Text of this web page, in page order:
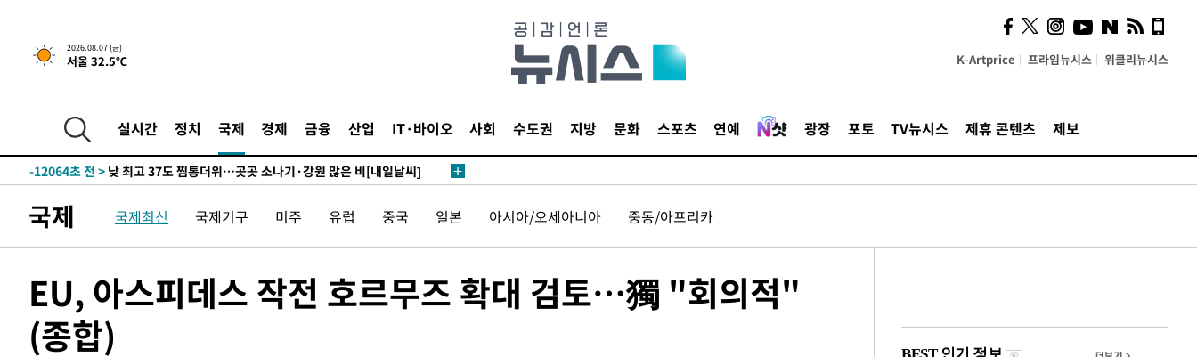
2026.08.07 (금)
서울 32.5℃ K-Artprice 프라임뉴시스 위클리뉴시스
실시간 정치 국제 경제 금융 산업 IT·바이오 사회 수도권 지방 문화 스포츠 연예 광장 포토 TV뉴시스 제휴 콘텐츠 제보
↓-23513초 전 >[속보]이 대통령 "부동산 공급 기존 사고방식 매달리지 말고 과감히
실천"
-22598초 전 >이란, "오만과 '중앙 단일 루트' 합의…북쪽 인바운드·남쪽 아웃바
-14130초 전 >
[속보]이 대통령, '호우피해' 안동·의성 관할 4개 면 특별재난지역
-14093초 전 >
갈 수도
-12064초 전 > 낮 최고 37도 찜통더위…곳곳 소나기·강원 많은 비[내일날씨]
응"
-7226초 전 >
여자배구 이재영·이다영 자매, 아제르바이잔 투란VC 입단
-6479초 전 >외국인 심판 성 접대 7경기 들여다보니…한국 축구 '5승 2무'
-6166초 전 >[속보]코스피, 6200선 약보합…0.60% 내린 6258.77에 마쳐
-6146초 전 >[속보]원·달러 환율, 7.7원 내린 1416.1원 마감
-6035초 전 >[속보] 노원서 40.1도 관측…서울, 2018년 이후 첫 40도
국제 국제최신 국제기구 미주 유럽 중국 일본 아시아/오세아니아 중동/아프리카
EU, 아스피데스 작전 호르무즈 확대 검토…獨 "회의적"
(종합)
시, 스마트폰 액세서리에
NFC 더했다